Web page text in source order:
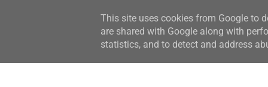
STRONA GŁÓWNA WSPÓŁPRACA RECENZJE O
This site uses cookies from Google to
are shared with Google along with
statistics, and to detect and address